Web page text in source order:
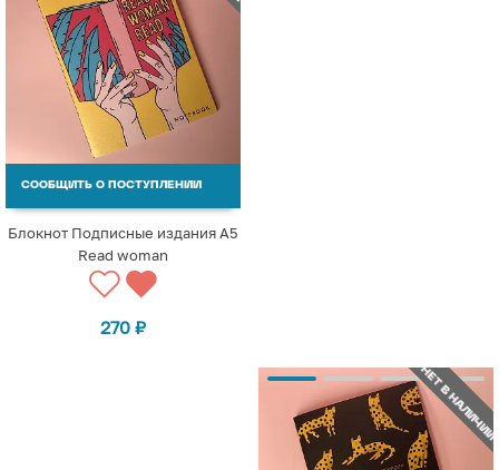
СООБЩИТЬ О ПОСТУПЛЕНИИ
Блокнот Подписные издания A5
Read woman
270 ₽
НЕТ В НАЛИЧИИ